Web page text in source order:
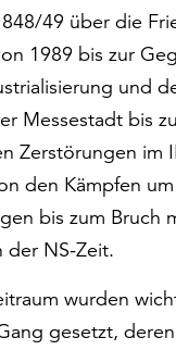
49 über die
1989 bis zur
und
Messestadt bis
Zerstörungen im
den Kämpfen
bis zum Bruch
der NS-Zeit.
wurden
gesetzt, deren